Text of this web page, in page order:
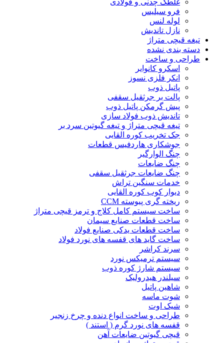
فرو سیلیس
لوله لنس
نازل تاندیش
تیغه قیچی متراژ
دسته بندی نشده
طراحی و ساخت
اسکرو کانوایر
انکر فلزی نسوز
پاتیل ذوب
پالت بر جرثقیل سقفی
پیش گرمکن پاتیل ذوب
تاندیش ذوب فولاد سازی
تیغه قیچی متراژ و تیغه گیوتین سرد بر
جک تخریب کوره القایی
جوشکاری هاردفیس قطعات
چنگ الوارگیر
چنگ ضایعات
چنگ ضایعات جرثقیل سقفی
خدمات سنگین تراش
دیوار کوب کوره القایی
ریخته گری پیوسته CCM
ساخت سیستم کامل کلاج و ترمز قیچی متراژ
ساخت قطعات صنایع سیمان
ساخت قطعات یدکی صنایع فولاد
ساخت گاید های قفسه های نورد فولاد
سرند کراشر
سیستم ترمیکس نورد
سیستم شارژ کوره ذوب
سیلندر هیدرولیک
شاهین پاتیل
شوت ماسه
شیک اوت
طراحی و ساخت انواع دنده و چرخ زنجیر
قفسه های نورد گرم ( استند )
قیچی گیوتین ضایعات آهن